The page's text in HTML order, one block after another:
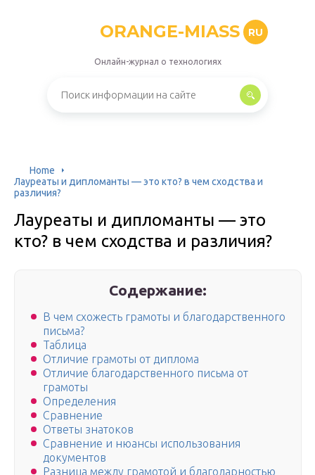
ORANGE-MIASS RU
Онлайн-журнал о технологиях
Home
Лауреаты и дипломанты — это кто? в чем сходства и
различия?
Лауреаты и дипломанты — это
кто? в чем сходства и различия?
Содержание:
В чем схожесть грамоты и благодарственного
письма?
Таблица
Отличие грамоты от диплома
Отличие благодарственного письма от
грамоты
Определения
Сравнение
Ответы знатоков
Сравнение и нюансы использования
документов
Разница между грамотой и благодарностью